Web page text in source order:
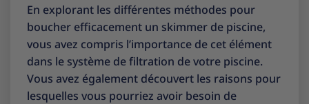
En explorant les différentes méthodes pour
boucher efficacement un skimmer de piscine,
vous avez compris l’importance de cet élément
dans le système de filtration de votre piscine.
Vous avez également découvert les raisons pour
lesquelles vous pourriez avoir besoin de